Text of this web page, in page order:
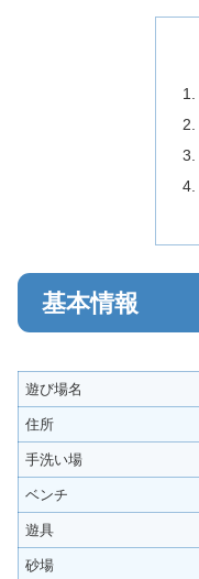
基本情報
遊び場名
住所
手洗い場
ベンチ
遊具
砂場